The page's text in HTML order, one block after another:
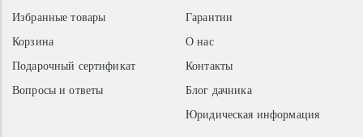
Гарантии
О нас
Контакты
Блог дачника
Юридическая информация
Избранные товары
Корзина
Подарочный сертификат
Вопросы и ответы